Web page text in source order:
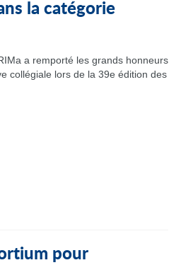
la catégorie
a remporté les grands honneurs
collégiale lors de la 39e édition des
pour